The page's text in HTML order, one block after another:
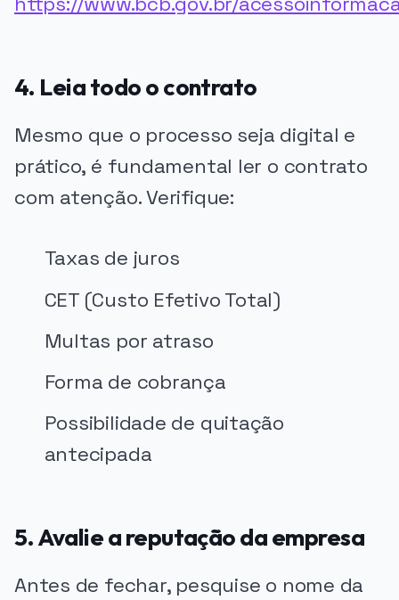
4. Leia todo o contrato
Mesmo que o processo seja digital e
prático, é fundamental ler o contrato
com atenção. Verifique:
Taxas de juros
CET (Custo Efetivo Total)
Multas por atraso
Forma de cobrança
Possibilidade de quitação
antecipada
5. Avalie a reputação da empresa
Antes de fechar, pesquise o nome da